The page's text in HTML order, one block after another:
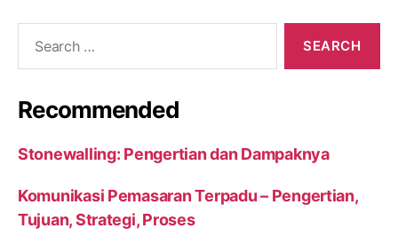
Recommended
Stonewalling: Pengertian dan Dampaknya
Komunikasi Pemasaran Terpadu – Pengertian,
Tujuan, Strategi, Proses